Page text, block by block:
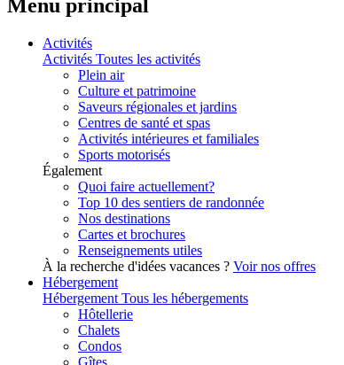
Menu principal
Activités
Activités Toutes les activités
Plein air
Culture et patrimoine
Saveurs régionales et jardins
Centres de santé et spas
Activités intérieures et familiales
Sports motorisés
Également
Quoi faire actuellement?
Top 10 des sentiers de randonnée
Nos destinations
Cartes et brochures
Renseignements utiles
À la recherche d'idées vacances ? Voir nos offres
Hébergement
Hébergement Tous les hébergements
Hôtellerie
Chalets
Condos
Gîtes